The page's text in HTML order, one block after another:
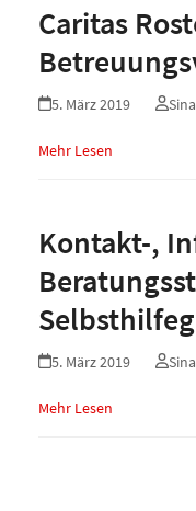
Caritas
5. März 2019
Mehr Lesen
Kontakt-,
5. März 2019
Mehr Lesen